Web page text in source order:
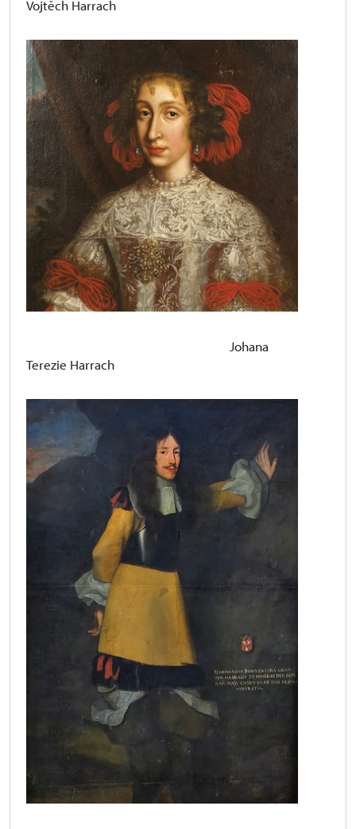
Vojtěch Harrach
Johana
Terezie Harrach